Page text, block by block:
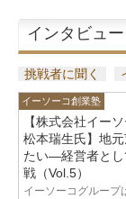
インタビュー
挑戦者に聞く
イーソーコ創業塾
【株式会社イー
松本瑞生氏】地
たい—経営者と
戦（Vol.5）
イーソーコグループ